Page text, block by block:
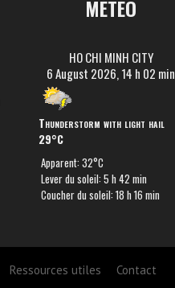
MÉTÉO
HO CHI MINH CITY
6 August 2026, 14 h 02 min
Thunderstorm with light hail
29°C
Apparent: 32°C
Lever du soleil: 5 h 42 min
Coucher du soleil: 18 h 16 min
Ressources utiles Contact